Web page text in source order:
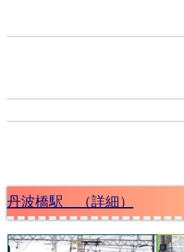
丹波橋駅 （詳細）